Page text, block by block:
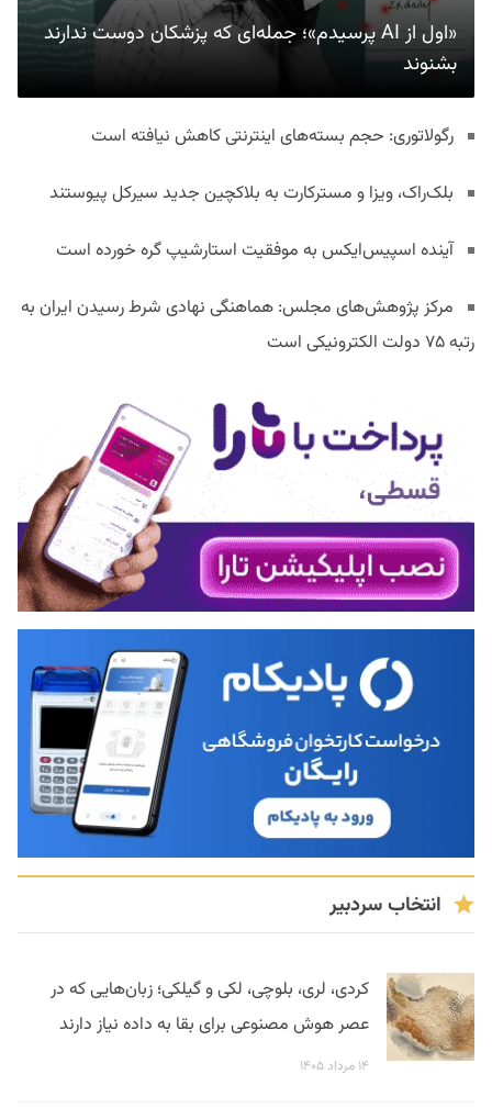
«اول از AI پرسیدم»؛ جمله‌ای که پزشکان دوست ندارند
بشنوند
رگولاتوری: حجم بسته‌های اینترنتی کاهش نیافته است
بلک‌راک، ویزا و مسترکارت به بلاکچین جدید سیرکل پیوستند
آینده اسپیس‌ایکس به موفقیت استارشیپ گره خورده است
مرکز پژوهش‌های مجلس: هماهنگی نهادی شرط رسیدن ایران به
رتبه ۷۵ دولت الکترونیکی است
انتخاب سردبیر
کردی، لری، بلوچی، لکی و گیلکی؛ زبان‌هایی که در
عصر هوش مصنوعی برای بقا به داده نیاز دارند
۱۴ مرداد ۱۴۰۵